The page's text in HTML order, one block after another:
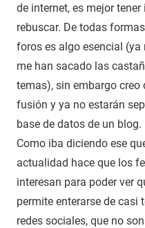
de internet, es mejor
rebuscar. De todas
foros es algo esencial
me han sacado las
temas), sin embargo creo
fusión y ya no estarán
base de datos de un blog.
Como iba diciendo ese
actualidad hace que los
interesan para poder ver
permite enterarse de casi
redes sociales, que no